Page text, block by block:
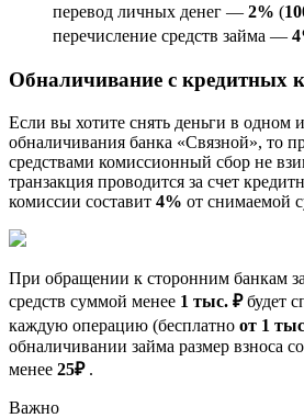
перевод личных денег — 2% (
перечисление средств займа —
Обналичивание с кредитных
Если вы хотите снять деньги в одном
обналичивания банка «Связной», то
средствами комиссионный сбор не
транзакция проводится за счет
комиссии составит 4% от снимаемой
При обращении к сторонним банкам
средств суммой менее 1 тыс. ₽будет
каждую операцию (бесплатно от 1
обналичивании займа размер взноса
менее 25₽ .
Важно